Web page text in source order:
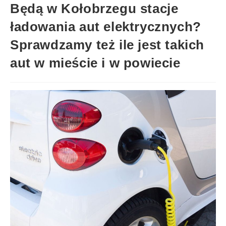
Będą w Kołobrzegu stacje
ładowania aut elektrycznych?
Sprawdzamy też ile jest takich
aut w mieście i w powiecie